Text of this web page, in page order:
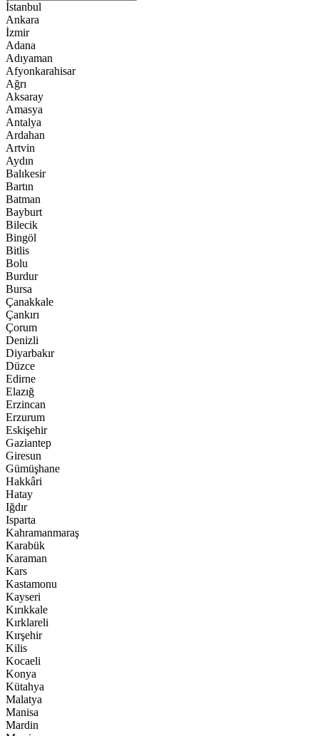
İstanbul
Ankara
İzmir
Adana
Adıyaman
Afyonkarahisar
Ağrı
Aksaray
Amasya
Antalya
Ardahan
Artvin
Aydın
Balıkesir
Bartın
Batman
Bayburt
Bilecik
Bingöl
Bitlis
Bolu
Burdur
Bursa
Çanakkale
Çankırı
Çorum
Denizli
Diyarbakır
Düzce
Edirne
Elazığ
Erzincan
Erzurum
Eskişehir
Gaziantep
Giresun
Gümüşhane
Hakkâri
Hatay
Iğdır
Isparta
Kahramanmaraş
Karabük
Karaman
Kars
Kastamonu
Kayseri
Kırıkkale
Kırklareli
Kırşehir
Kilis
Kocaeli
Konya
Kütahya
Malatya
Manisa
Mardin